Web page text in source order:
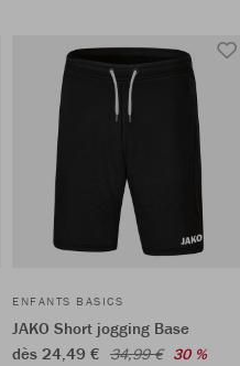
ENFANTS BASICS
JAKO Short jogging Base
dès 24,49 € 34,99 € 30 %